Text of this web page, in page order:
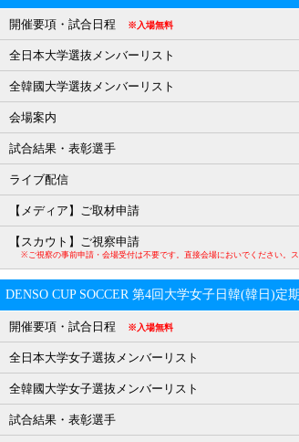
開催要項・試合日程 ※入場無料
全日本大学選抜メンバーリスト
全韓國大学選抜メンバーリスト
会場案内
試合結果・表彰選手
ライブ配信
【メディア】ご取材申請
【スカウト】ご視察申請
※ご視察の事前申請・会場受付は不要です。直接会場においでください。
DENSO CUP SOCCER 第4回大学女子日韓(韓日)定
開催要項・試合日程 ※入場無料
全日本大学女子選抜メンバーリスト
全韓國大学女子選抜メンバーリスト
試合結果・表彰選手